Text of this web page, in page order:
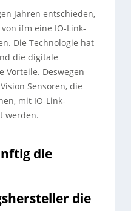
Jahren entschieden,
ifm eine IO-Link-
Die Technologie hat
die digitale
Vorteile. Deswegen
Sensoren, die
mit IO-Link-
werden.
die
die